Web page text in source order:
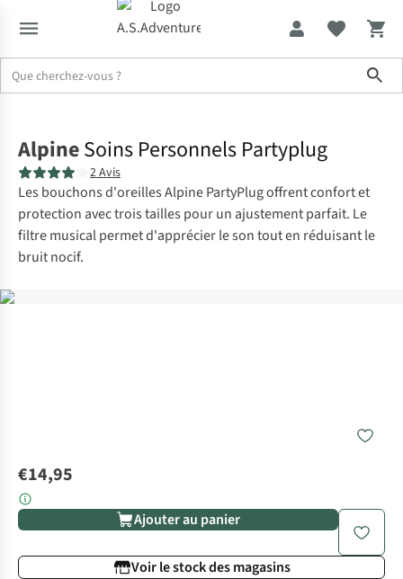
AlpineSoins Personnels Partyplug
2 Avis
Les bouchons d'oreilles Alpine PartyPlug offrent confort et
protection avec trois tailles pour un ajustement parfait. Le
filtre musical permet d'apprécier le son tout en réduisant le
bruit nocif.
€14,95
Ajouter au panier
Voir le stock des magasins